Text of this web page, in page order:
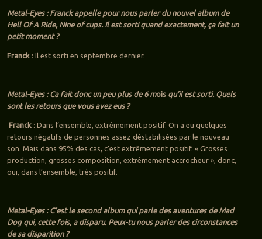
Metal-Eyes : Franck appelle pour nous parler du nouvel album de
Hell Of A Ride, Nine of cups. Il est sorti quand exactement, ça fait un
petit moment ?
Franck: Il est sorti en septembre dernier.
Metal-Eyes : Ca fait donc un peu plus de 6 mois qu’il est sorti. Quels
sont les retours que vous avez eus ?
Franck: Dans l’ensemble, extrêmement positif. On a eu quelques
retours négatifs de personnes assez déstabilisées par le nouveau
son. Mais dans 95% des cas, c’est extrêmement positif. « Grosses
production, grosses composition, extrêmement accrocheur », donc,
oui, dans l’ensemble, très positif.
Metal-Eyes : C’est le second album qui parle des aventures de Mad
Dog qui, cette fois, a disparu. Peux-tu nous parler des circonstances
de sa disparition ?